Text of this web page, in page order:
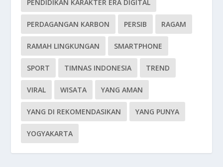
PENDIDIKAN KARAKTER ERA DIGITAL
PERDAGANGAN KARBON PERSIB RAGAM
RAMAH LINGKUNGAN SMARTPHONE
SPORT TIMNAS INDONESIA TREND
VIRAL WISATA YANG AMAN
YANG DI REKOMENDASIKAN YANG PUNYA
YOGYAKARTA